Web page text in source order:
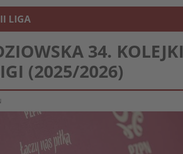
II LIGA
34. KOLEJKI
(2025/2026)